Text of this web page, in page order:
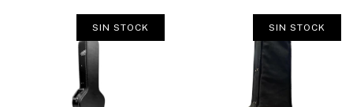
SIN STOCK SIN STOCK